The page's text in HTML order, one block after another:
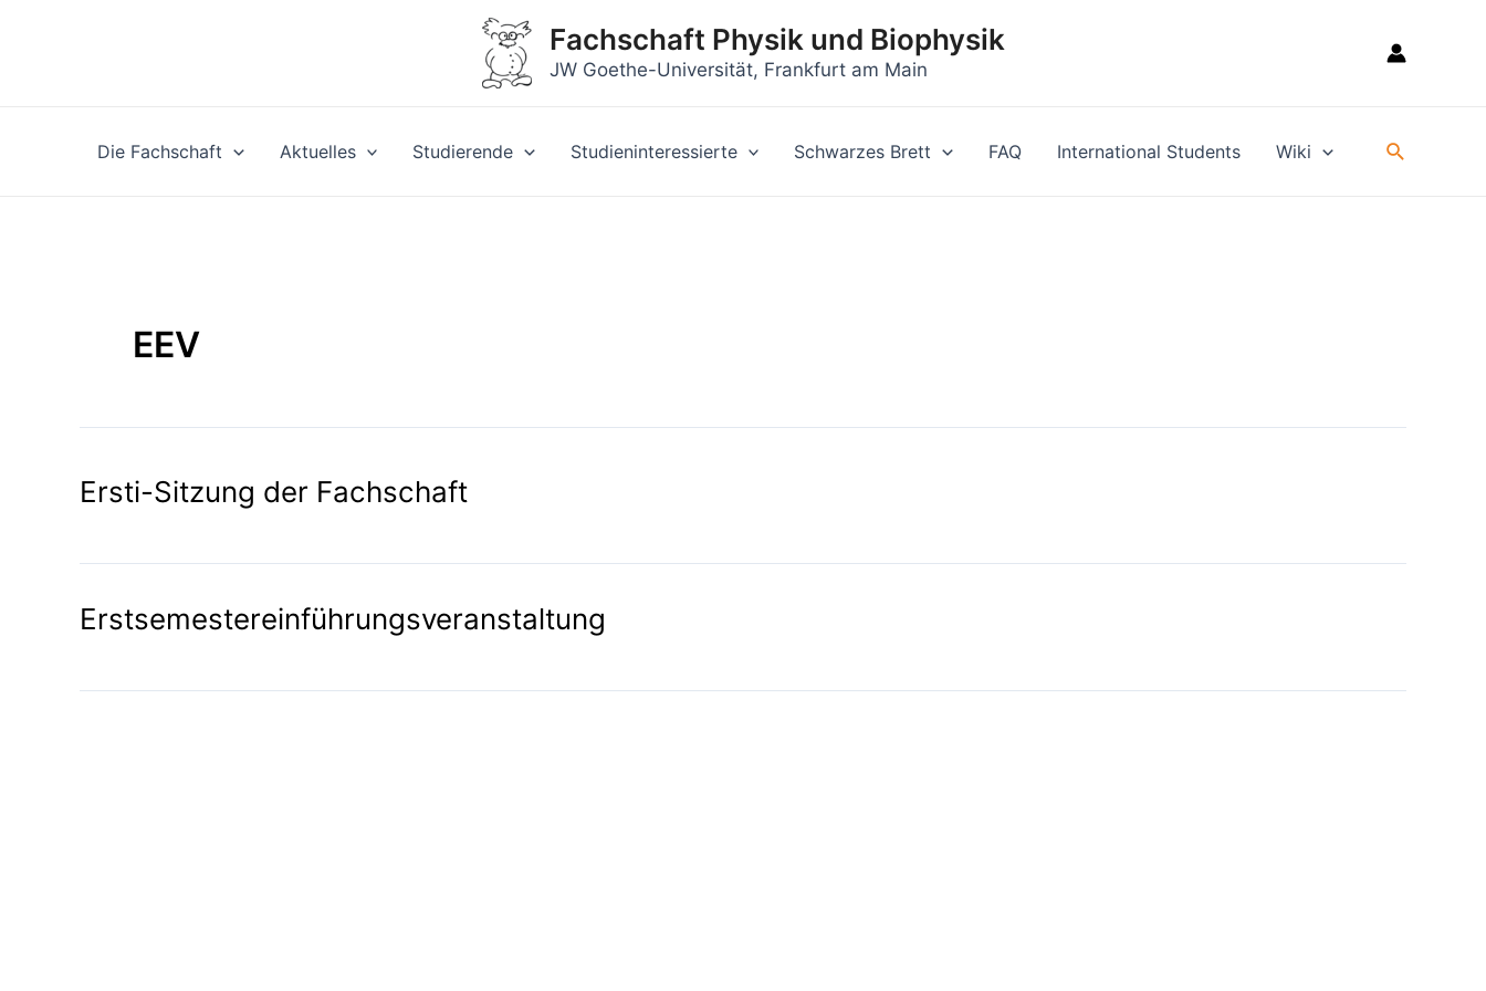
Fachschaft Physik und Biophysik
JW Goethe-Universität, Frankfurt am Main
Die Fachschaft Aktuelles Studierende Studieninteressierte Schwarzes Brett FAQ International Students Wiki Suche
EEV
Ersti-Sitzung der Fachschaft
Erstsemestereinführungsveranstaltung